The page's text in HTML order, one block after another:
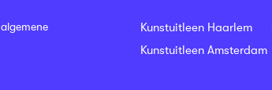
algemene
Kunstuitleen Haarlem
Kunstuitleen Amsterdam